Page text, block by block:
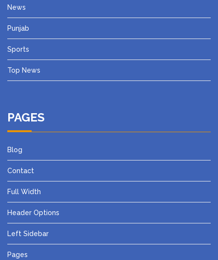
News
Punjab
Sports
Top News
PAGES
Blog
Contact
Full Width
Header Options
Left Sidebar
Pages